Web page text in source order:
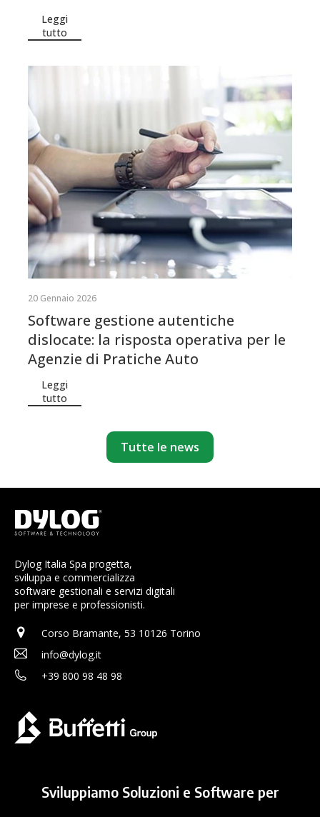
Leggi
tutto
20 Gennaio 2026
Software gestione autentiche
dislocate: la risposta operativa per le
Agenzie di Pratiche Auto
Leggi
tutto
Tutte le news
Dylog Italia Spa progetta,
sviluppa e commercializza
software gestionali e servizi digitali
per imprese e professionisti.
Corso Bramante, 53 10126 Torino
info@dylog.it
+39 800 98 48 98
Sviluppiamo Soluzioni e Software per